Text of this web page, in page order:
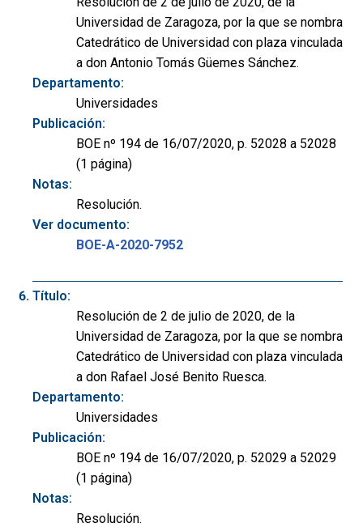
Universidad de Zaragoza, por la que se nombra
Catedrático de Universidad con plaza vinculada
a don Antonio Tomás Güemes Sánchez.
Departamento:
Universidades
Publicación:
BOE nº 194 de 16/07/2020, p. 52028 a 52028
(1 página)
Notas:
Resolución.
Ver documento:
BOE-A-2020-7952
Título:
Resolución de 2 de julio de 2020, de la
Universidad de Zaragoza, por la que se nombra
Catedrático de Universidad con plaza vinculada
a don Rafael José Benito Ruesca.
Departamento:
Universidades
Publicación:
BOE nº 194 de 16/07/2020, p. 52029 a 52029
(1 página)
Notas:
Resolución.